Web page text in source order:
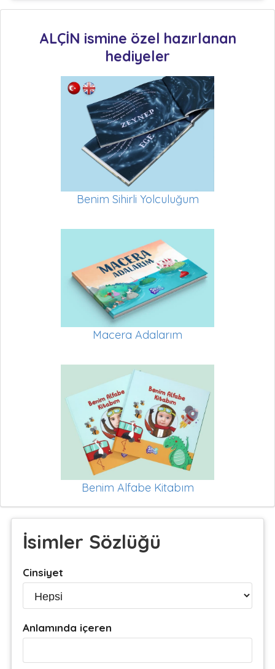
ALÇİN ismine özel hazırlanan
hediyeler
Benim Sihirli Yolculuğum
Macera Adalarım
Benim Alfabe Kitabım
İsimler Sözlüğü
Cinsiyet
Anlamında içeren